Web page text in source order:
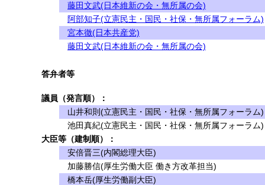
藤田文武(日本維新の会・無所属の会)
阿部知子(立憲民主・国民・社保・無所属フォーラム)
宮本徹(日本共産党)
藤田文武(日本維新の会・無所属の会)
答弁者等
議員（発言順）：
山井和則(立憲民主・国民・社保・無所属フォーラム)
池田真紀(立憲民主・国民・社保・無所属フォーラム)
大臣等（建制順）：
安倍晋三(内閣総理大臣)
加藤勝信(厚生労働大臣 働き方改革担当)
橋本岳(厚生労働副大臣)